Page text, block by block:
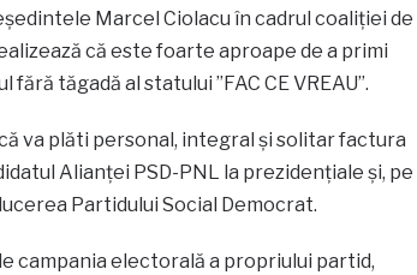
Marcel Ciolacu în cadrul coaliției de
că este foarte aproape de a primi
tăgadă al statului ”FAC CE VREAU”.
va plăti personal, integral și solitar factura
Alianței PSD-PNL la prezidențiale și, pe
Partidului Social Democrat.
campania electorală a propriului partid,